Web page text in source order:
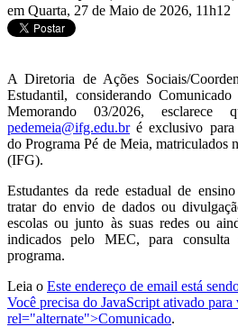
em Quarta, 27 de Maio de 2026, 11h12
A Diretoria de Ações Sociais/
Estudantil, considerando
Memorando 03/2026,
pedemeia@ifg.edu.bré exclusivo para
do Programa Pé de Meia, matriculados
(IFG).
Estudantes da rede estadual de
tratar do envio de dados ou
escolas ou junto às suas redes ou
indicados pelo MEC, para consulta
programa.
Leia o Este endereço de email está
Você precisa do JavaScript ativado para
rel="alternate">Comunicado.